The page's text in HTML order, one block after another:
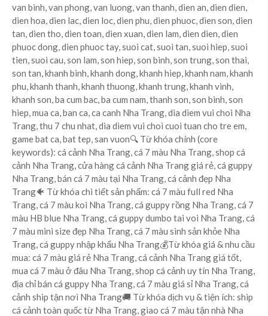
van binh, van phong, van luong, van thanh, dien an, dien dien,
dien hoa, dien lac, dien loc, dien phu, dien phuoc, dien son, dien
tan, dien tho, dien toan, dien xuan, dien lam, dien dien, dien
phuoc dong, dien phuoc tay, suoi cat, suoi tan, suoi hiep, suoi
tien, suoi cau, son lam, son hiep, son binh, son trung, son thai,
son tan, khanh binh, khanh dong, khanh hiep, khanh nam, khanh
phu, khanh thanh, khanh thuong, khanh trung, khanh vinh,
khanh son, ba cum bac, ba cum nam, thanh son, son binh, son
hiep, mua ca, ban ca, ca canh Nha Trang, dia diem vui choi Nha
Trang, thu 7 chu nhat, dia diem vui choi cuoi tuan cho tre em,
game bat ca, bat tep, san vuon🔍 Từ khóa chính (core
keywords): cá cảnh Nha Trang, cá 7 màu Nha Trang, shop cá
cảnh Nha Trang, cửa hàng cá cảnh Nha Trang giá rẻ, cá guppy
Nha Trang, bán cá 7 màu tại Nha Trang, cá cảnh đẹp Nha
Trang🐠 Từ khóa chi tiết sản phẩm: cá 7 màu full red Nha
Trang, cá 7 màu koi Nha Trang, cá guppy rồng Nha Trang, cá 7
màu HB blue Nha Trang, cá guppy dumbo tai voi Nha Trang, cá
7 màu mini size đẹp Nha Trang, cá 7 màu sinh sản khỏe Nha
Trang, cá guppy nhập khẩu Nha Trang💰Từ khóa giá & nhu cầu
mua: cá 7 màu giá rẻ Nha Trang, cá cảnh Nha Trang giá tốt,
mua cá 7 màu ở đâu Nha Trang, shop cá cảnh uy tín Nha Trang,
địa chỉ bán cá guppy Nha Trang, cá 7 màu giá sỉ Nha Trang, cá
cảnh ship tận nơi Nha Trang🚚 Từ khóa dịch vụ & tiện ích: ship
cá cảnh toàn quốc từ Nha Trang, giao cá 7 màu tận nhà Nha